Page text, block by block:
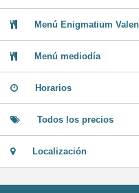
Menú Enigmatium
Menú mediodía
Horarios
Todos los precios
Localización